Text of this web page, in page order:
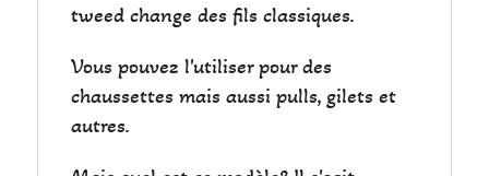
tweed change des fils classiques.
Vous pouvez l'utiliser pour des
chaussettes mais aussi pulls, gilets et
autres.